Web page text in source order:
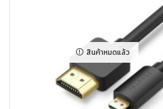
สินค้าหมดแล้ว